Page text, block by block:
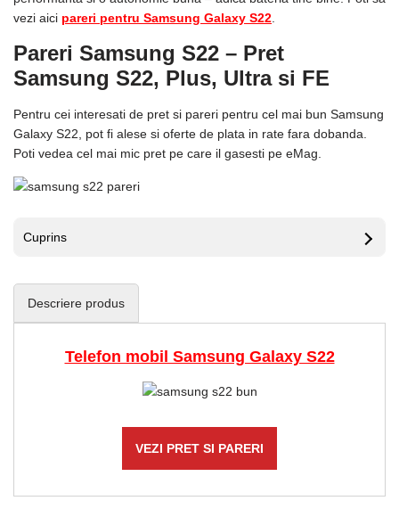
vezi aici pareri pentru Samsung Galaxy S22
Pareri Samsung S22 – Pret
Samsung S22, Plus, Ultra si FE
Pentru cei interesati de pret si pareri pentru cel mai bun Samsung
Galaxy S22, pot fi alese si oferte de plata in rate fara dobanda.
Poti vedea cel mai mic pret pe care il gasesti pe eMag.
Cuprins
Descriere produs
Telefon mobil Samsung Galaxy S22
VEZI PRET SI PARERI